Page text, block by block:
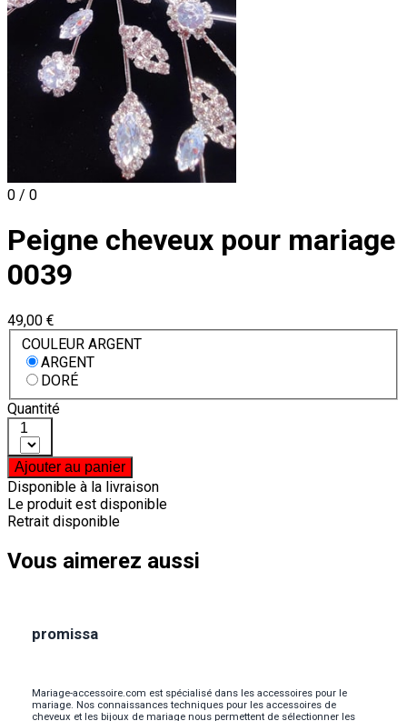
0 / 0
Peigne cheveux pour mariage
0039
49,00 €
COULEUR ARGENT
ARGENT
DORÉ
Quantité
1
Ajouter au panier
Disponible à la livraison
Le produit est disponible
Retrait disponible
Vous aimerez aussi
promissa
Mariage-accessoire.com est spécialisé dans les accessoires pour le
mariage. Nos connaissances techniques pour les accessoires de
cheveux et les bijoux de mariage nous permettent de sélectionner les